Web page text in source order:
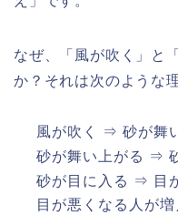
なぜ、「風が吹く」と
か？それは次のような
風が吹く ⇒ 砂が舞
砂が舞い上がる ⇒
砂が目に入る ⇒ 目
目が悪くなる人が